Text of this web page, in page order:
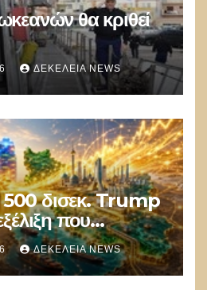
θα κριθεί
ΔΕΚΈΛΕΙΑ NEWS
δισεκ. Trump
που
μεγαλύτερα από
και Google
ΔΕΚΈΛΕΙΑ NEWS